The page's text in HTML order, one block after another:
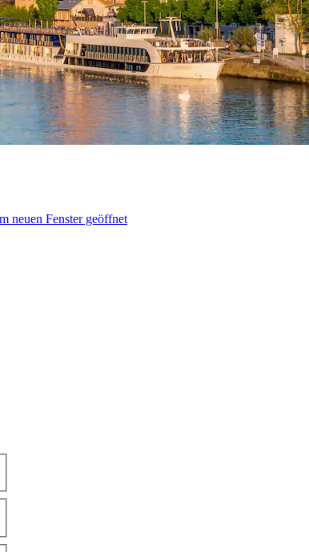
neuen Fenster geöffnet